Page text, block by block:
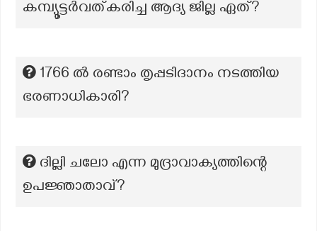
കമ്പ്യൂട്ടർവത്കരിച്ച ആദ്യ ജില്ല ഏത്?
1766 ൽ രണ്ടാം തൃപ്പടിദാനം നടത്തിയ
ഭരണാധികാരി?
ദില്ലി ചലോ എന്ന മുദ്രാവാക്യത്തിന്റെ
ഉപജ്ഞാതാവ്?